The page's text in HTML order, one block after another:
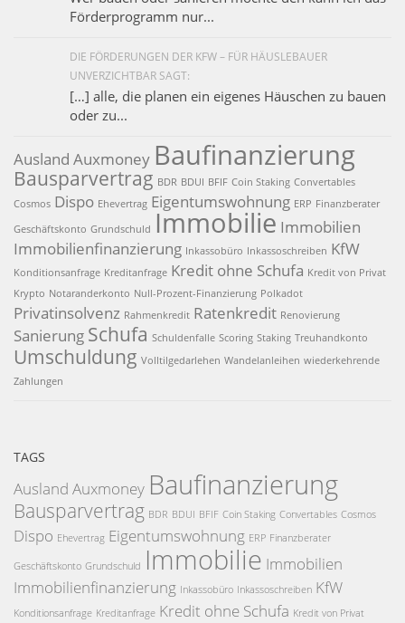
Förderprogramm nur...
DIE FÖRDERUNGEN DER KFW – FÜR HÄUSLEBAUER
UNVERZICHTBAR SAGT:
[…] alle, die planen ein eigenes Häuschen zu bauen
oder zu...
Ausland Auxmoney Baufinanzierung
Bausparvertrag BDR BDUI BFIF Coin Staking Convertables
Cosmos Dispo Ehevertrag Eigentumswohnung ERP Finanzberater
Geschäftskonto Grundschuld Immobilie Immobilien
Immobilienfinanzierung Inkassobüro Inkassoschreiben KfW
Konditionsanfrage Kreditanfrage Kredit ohne Schufa Kredit von Privat
Krypto Notaranderkonto Null-Prozent-Finanzierung Polkadot
Privatinsolvenz Rahmenkredit Ratenkredit Renovierung
Sanierung Schufa Schuldenfalle Scoring Staking Treuhandkonto
Umschuldung Volltilgedarlehen Wandelanleihen wiederkehrende
Zahlungen
TAGS
Ausland Auxmoney Baufinanzierung
Bausparvertrag BDR BDUI BFIF Coin Staking Convertables Cosmos
Dispo Ehevertrag Eigentumswohnung ERP Finanzberater
Geschäftskonto Grundschuld Immobilie Immobilien
Immobilienfinanzierung Inkassobüro Inkassoschreiben KfW
Konditionsanfrage Kreditanfrage Kredit ohne Schufa Kredit von Privat